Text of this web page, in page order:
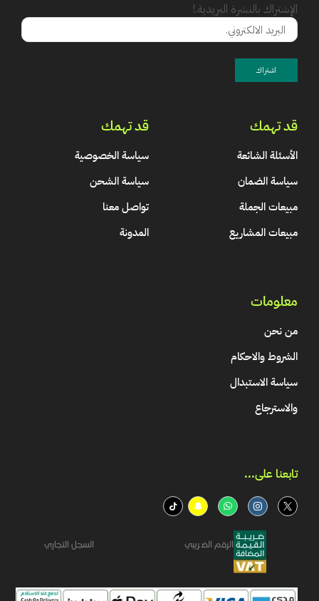
الإشتراك بالنشرة البريدية.!
قد تهمك
الأسئلة الشائعة
سياسة الضمان
مبيعات الجملة
مبيعات المشاريع
قد تهمك
سياسة الخصوصية
سياسة الشحن
تواصل معنا
المدونة
معلومات
من نحن
الشروط والاحكام
سياسة الاستبدال
والاسترجاع
تابعنا على...​
الرقم الضريبي السجل التجاري